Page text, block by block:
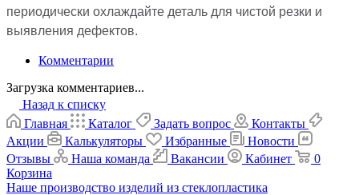
периодически охлаждайте деталь для чистой резки и
выявления дефектов.
Комментарии
Загрузка комментариев...
Назад к списку
Главная
Каталог Задать вопрос
Контакты
Акции
Калькуляторы Избранные
Новости
Отзывы
Наша команда Вакансии Кабинет
0
Корзина
Наше производство изделий из стеклопластика